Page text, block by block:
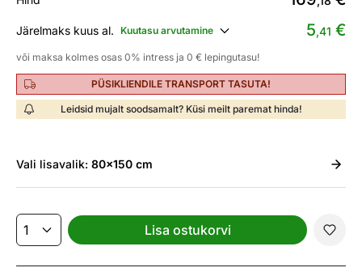
Järelmaks kuus al. Kuutasu arvutamine 5,41 €
või maksa kolmes osas 0% intress ja 0 € lepingutasu!
PÜSIKLIENDILE TRANSPORT TASUTA!
Leidsid mujalt soodsamalt? Küsi meilt paremat hinda!
Vali lisavalik: 80x150 cm
Lisa ostukorvi